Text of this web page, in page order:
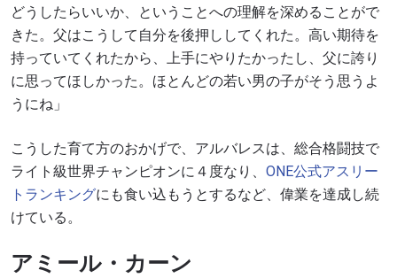
どうしたらいいか、ということへの理解を深めることがで
きた。父はこうして自分を後押ししてくれた。高い期待を
持っていてくれたから、上手にやりたかったし、父に誇り
に思ってほしかった。ほとんどの若い男の子がそう思うよ
うにね」
こうした育て方のおかげで、アルバレスは、総合格闘技で
ライト級世界チャンピオンに４度なり、 ONE公式アスリー
トランキングにも食い込もうとするなど、偉業を達成し続
けている。
アミール・カーン